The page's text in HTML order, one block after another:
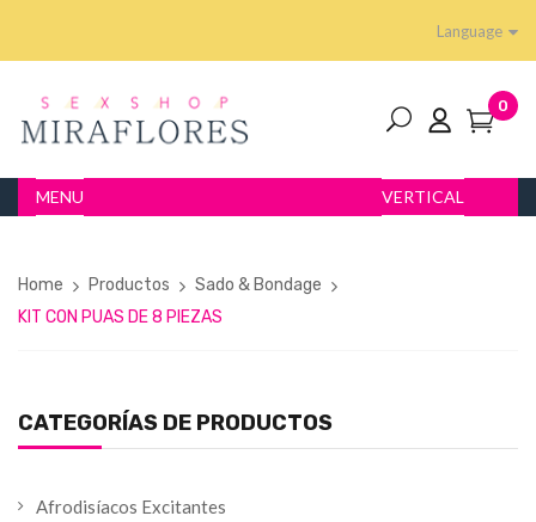
Language
0
MENU VERTICAL
Home Productos
Sado & Bondage
KIT CON PUAS DE 8 PIEZAS
CATEGORÍAS DE PRODUCTOS
Afrodisíacos Excitantes